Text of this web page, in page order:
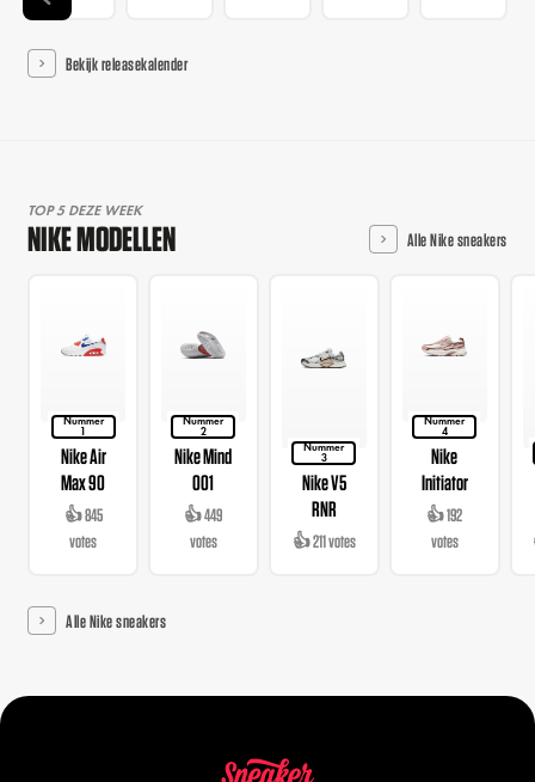
Bekijk releasekalender
TOP 5 DEZE WEEK
NIKE MODELLEN Alle Nike sneakers
Nummer
1
Nike Air
Max 90
👍 845
votes
Nummer
2
Nike Mind
001
👍 449
votes
Nummer
3
Nike V5
RNR
👍 211 votes
Nummer
4
Nike
Initiator
👍 192
votes
Alle Nike sneakers